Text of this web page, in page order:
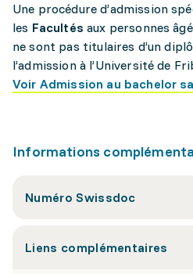
Une procédure d’admission
les Facultés aux personnes
ne sont pas titulaires d’un
l’admission à l’Université de
Voir Admission au bachelor
Informations
Numéro Swissdoc
Liens complémentaires